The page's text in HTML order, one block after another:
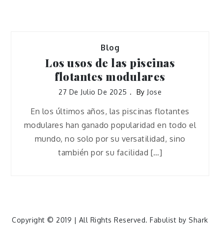
Blog
Los usos de las piscinas
flotantes modulares
27 De Julio De 2025 By Jose
En los últimos años, las piscinas flotantes
modulares han ganado popularidad en todo el
mundo, no solo por su versatilidad, sino
también por su facilidad […]
Copyright © 2019 | All Rights Reserved. Fabulist by Shark